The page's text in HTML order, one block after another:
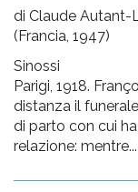
di Claude Autant-
(Francia, 1947)
Sinossi
Parigi, 1918.
distanza il
di parto con cui
relazione: mentre...